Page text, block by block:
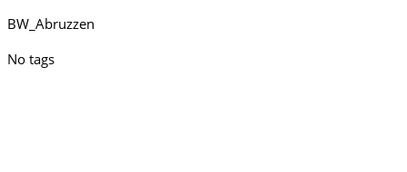
BW_Abruzzen
No tags